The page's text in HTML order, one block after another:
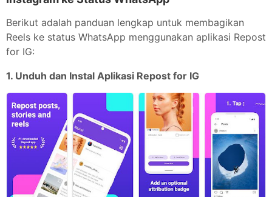
Berikut adalah panduan lengkap untuk membagikan
Reels ke status WhatsApp menggunakan aplikasi Repost
for IG:
1. Unduh dan Instal Aplikasi Repost for IG